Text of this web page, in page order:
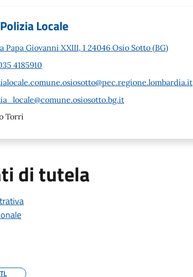
Locale
Papa Giovanni XXIII, 1 24046 Osio Sotto (BG)
4185910
Torri
di tutela